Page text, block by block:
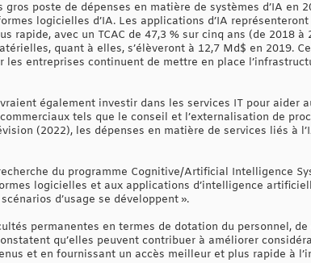
poste de dépenses en matière de systèmes d’IA en
logicielles d’IA. Les applications d’IA
rapide, avec un TCAC de 47,3 % sur cinq ans (de 2018
quant à elles, s’élèveront à 12,7 Md$ en 2019.
les entreprises continuent de mettre en place
également investir dans les services IT pour aider
tels que le conseil et l’externalisation de
(2022), les dépenses en matière de services liés à
du programme Cognitive/Artificial Intelligence
logicielles et aux applications d’intelligence
d’usage se développent ».
permanentes en termes de dotation du personnel, de
qu’elles peuvent contribuer à améliorer
et en fournissant un accès meilleur et plus rapide à